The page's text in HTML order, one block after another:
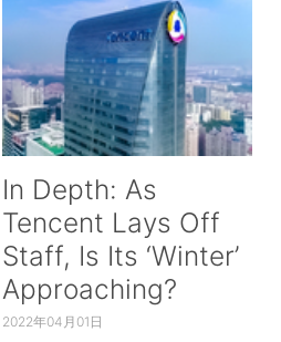
In Depth: As
Tencent Lays Off
Staff, Is Its ‘Winter’
Approaching?
2022年04月01日